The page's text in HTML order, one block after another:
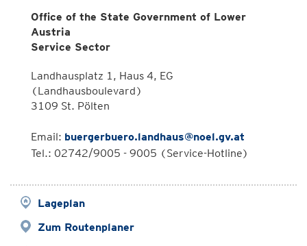
Office of the State Government of Lower
Austria
Service Sector
Landhausplatz 1, Haus 4, EG
(Landhausboulevard)
3109 St. Pölten
Email: buergerbuero.landhaus@noel.gv.at
Tel.: 02742/9005 - 9005 (Service-Hotline)
Lageplan
Zum Routenplaner